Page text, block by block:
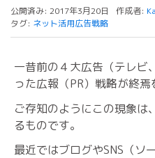
公開済み: 2017年3月20日 作成者:
タグ: ネット活用広告戦略
一昔前の４大広告（テレビ
った広報（PR）戦略が終焉
ご存知のようにこの現象は
るものです。
最近ではブログやSNS（ソ